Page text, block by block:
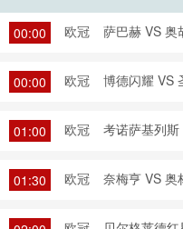
00:00
欧冠 萨巴赫 VS 奥
00:00 欧冠 博德闪耀 VS
01:00 欧冠 考诺萨基列
01:30 欧冠 奈梅亨 VS 奥